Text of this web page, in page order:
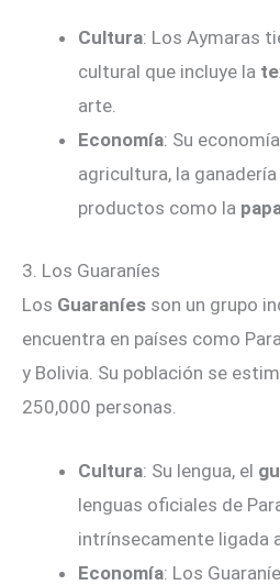
Cultura: Los Aymaras
cultural que incluye la
arte.
Economía: Su
agricultura, la
productos como la
3. Los Guaraníes
Los Guaraníes son un grupo
encuentra en países como
y Bolivia. Su población se
250,000 personas.
Cultura: Su lengua, el
lenguas oficiales de
intrínsecamente ligada
Economía: Los